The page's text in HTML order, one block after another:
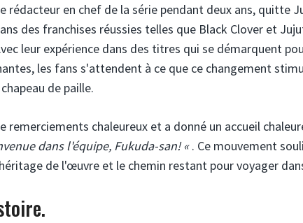
rédacteur en chef de la série pendant deux ans, quitte
des franchises réussies telles que Black Clover et
leur expérience dans des titres qui se démarquent
les fans s'attendent à ce que ce changement
de paille.
remerciements chaleureux et a donné un accueil
dans l'équipe, Fukuda-san! «. Ce mouvement
de l'œuvre et le chemin restant pour voyager